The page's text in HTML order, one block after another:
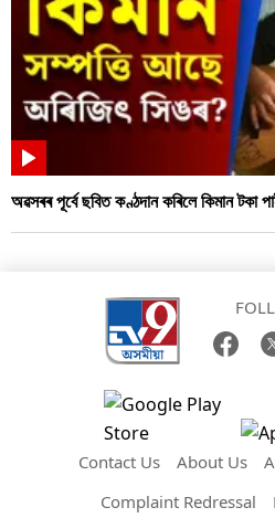
অৱসৰৰ পূৰ্বে ছবিত কণ্ঠদান কৰিলে কিমান টকা
Contact Us About Us
Complaint Redressal